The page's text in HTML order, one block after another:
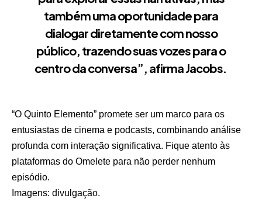
também uma oportunidade para
dialogar diretamente com nosso
público, trazendo suas vozes para o
centro da conversa”, afirma Jacobs.
“O Quinto Elemento” promete ser um marco para os
entusiastas de cinema e podcasts, combinando análise
profunda com interação significativa. Fique atento às
plataformas do Omelete para não perder nenhum
episódio.
Imagens: divulgação.